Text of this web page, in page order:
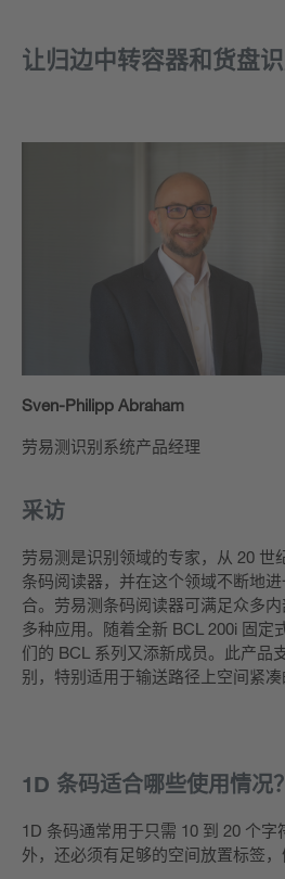
让归边中转容器和货盘
Sven-Philipp Abraham
劳易测识别系统产品经理
采访
劳易测是识别领域的专家，从 20 世
条码阅读器，并在这个领域不断地
合。劳易测条码阅读器可满足众多
多种应用。随着全新 BCL 200i 固定
们的 BCL 系列又添新成员。此产品
别，特别适用于输送路径上空间紧凑
1D 条码适合哪些使用情况？
1D 条码通常用于只需 10 到 20 个
外，还必须有足够的空间放置标签，